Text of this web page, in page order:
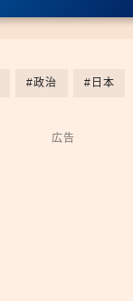
#政治 #日本
広告